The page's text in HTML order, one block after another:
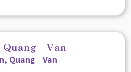
Quang Van
Quang Van